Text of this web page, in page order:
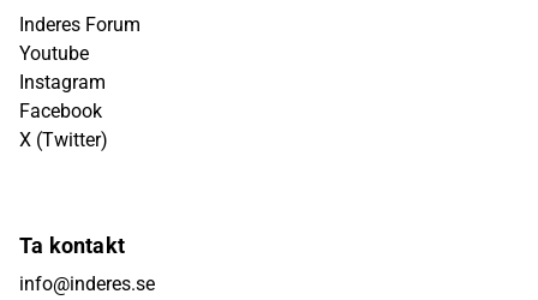
Inderes Forum
Youtube
Instagram
Facebook
X (Twitter)
Ta kontakt
info@inderes.se